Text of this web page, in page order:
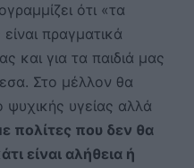
ότι «τα
πραγματικά
και για τα παιδιά μας
Στο μέλλον θα
υγείας αλλά
πολίτες που δεν θα
είναι αλήθεια ή